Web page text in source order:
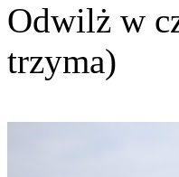
Odwilż w
trzyma)